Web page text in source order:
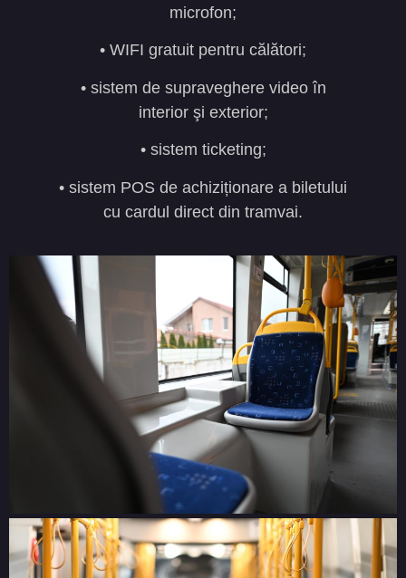
microfon;
• WIFI gratuit pentru călători;
• sistem de supraveghere video în
interior şi exterior;
• sistem ticketing;
• sistem POS de achiziționare a biletului
cu cardul direct din tramvai.